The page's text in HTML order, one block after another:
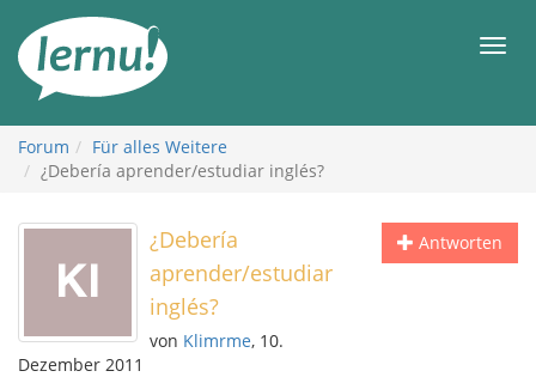
Inhalt
Forum
Für alles Weitere
¿Debería aprender/estudiar inglés?
Antworten
¿Debería
aprender/estudiar
inglés?
von Klimrme, 10.
Dezember 2011